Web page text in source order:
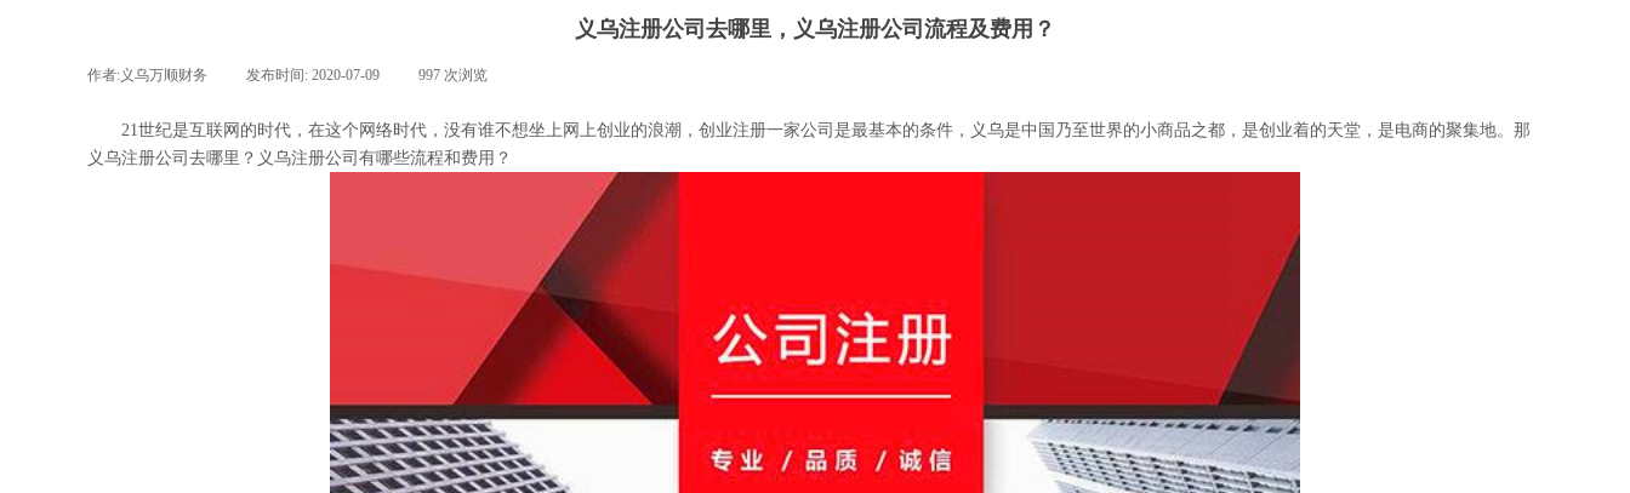
义乌注册公司去哪里，义乌注册公司流程及费用？
作者:义乌万顺财务 发布时间: 2020-07-09 997 次浏览
21世纪是互联网的时代，在这个网络时代，没有谁不想坐上网上创业的浪潮，创业注册一家公司是最基本的条件，义乌是中国乃至世界的小商品之都，是创业着的天堂，是电商的聚集地。那
义乌注册公司去哪里？ 义乌注册公司 有哪些流程和费用？